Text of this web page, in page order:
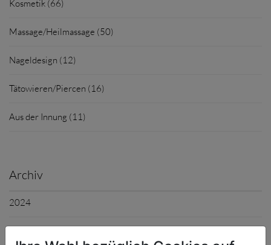
Kosmetik (66)
Massage/Heilmassage (50)
Nageldesign (12)
Tätowieren/Piercen (16)
Aus der Innung (11)
Archiv
2024